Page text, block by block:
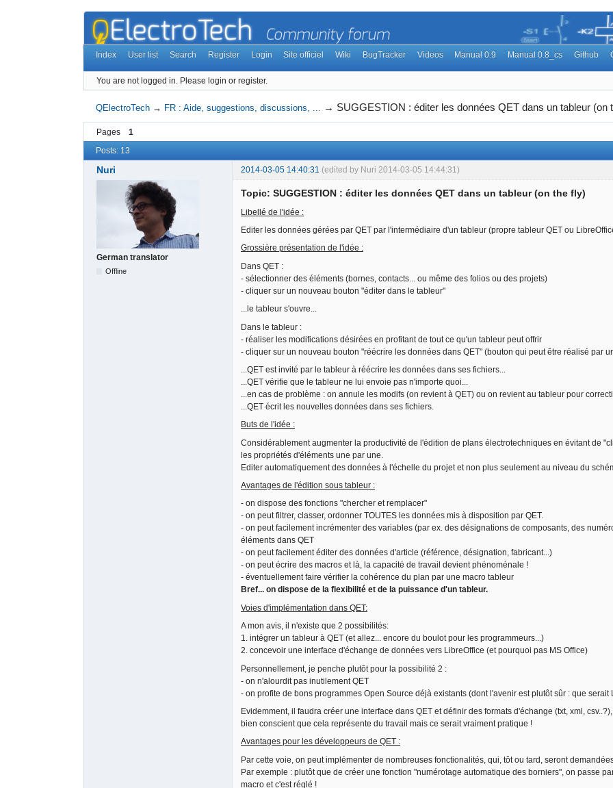
Index User list Search Register Login Site officiel Wiki BugTracker Videos Manual 0.9 Manual 0.8_cs Github
You are not logged in. Please login or register.
QElectroTech → FR : Aide, suggestions, discussions, ... → SUGGESTION : éditer les données QET dans un tableur (on
Pages
1
Posts: 13
Nuri 2014-03-05 14:40:31 (edited by Nuri 2014-03-05 14:44:31)
German translator
Offline
Topic: SUGGESTION : éditer les données QET dans un tableur (on the fly)
Libellé de l'idée :
Editer les données gérées par QET par l'intermédiaire d'un tableur (propre tableur QET ou
Grossière présentation de l'idée :
Dans QET :
- sélectionner des éléments (bornes, contacts... ou même des folios ou des projets)
- cliquer sur un nouveau bouton "éditer dans le tableur"
...le tableur s'ouvre...
Dans le tableur :
- réaliser les modifications désirées en profitant de tout ce qu'un tableur peut offrir
- cliquer sur un nouveau bouton "réécrire les données dans QET" (bouton qui peut être réalisé par
...QET est invité par le tableur à réécrire les données dans ses fichiers...
...QET vérifie que le tableur ne lui envoie pas n'importe quoi...
...en cas de problème : on annule les modifs (on revient à QET) ou on revient au tableur pour
...QET écrit les nouvelles données dans ses fichiers.
Buts de l'idée :
Considérablement augmenter la productivité de l'édition de plans électrotechniques en évitant de
les propriétés d'éléments une par une.
Editer automatiquement des données à l'échelle du projet et non plus seulement au niveau du
Avantages de l'édition sous tableur :
- on dispose des fonctions "chercher et remplacer"
- on peut filtrer, classer, ordonner TOUTES les données mis à disposition par QET.
- on peut facilement incrémenter des variables (par ex. des désignations de composants, des
éléments dans QET
- on peut facilement éditer des données d'article (référence, désignation, fabricant...)
- on peut écrire des macros et là, la capacité de travail devient phénoménale !
- éventuellement faire vérifier la cohérence du plan par une macro tableur
Bref... on dispose de la flexibilité et de la puissance d'un tableur.
Voies d'implémentation dans QET:
A mon avis, il n'existe que 2 possibilités:
1. intégrer un tableur à QET (et allez... encore du boulot pour les programmeurs...)
2. concevoir une interface d'échange de données vers LibreOffice (et pourquoi pas MS Office)
Personnellement, je penche plutôt pour la possibilité 2 :
- on n'alourdit pas inutilement QET
- on profite de bons programmes Open Source déjà existants (dont l'avenir est plutôt sûr : que
Evidemment, il faudra créer une interface dans QET et définir des formats d'échange (txt, xml,
bien conscient que cela représente du travail mais ce serait vraiment pratique !
Avantages pour les développeurs de QET :
Par cette voie, on peut implémenter de nombreuses fonctionalités, qui, tôt ou tard, seront
Par exemple : plutôt que de créer une fonction "numérotage automatique des borniers", on passe
macro et c'est réglé !